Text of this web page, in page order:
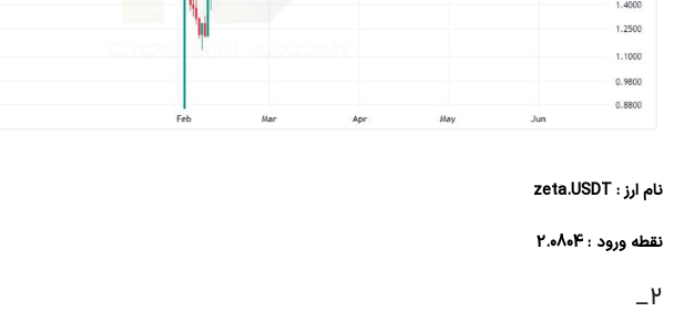
نام ارز : zeta.USDT
نقطه ورود : 2.0804
2_